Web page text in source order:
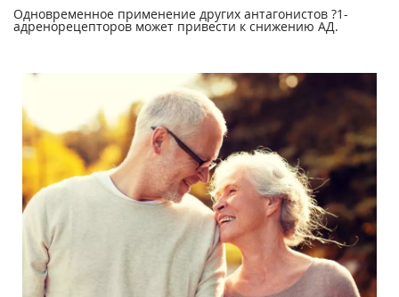
Одновременное применение других антагонистов ?1-
адренорецепторов может привести к снижению АД.